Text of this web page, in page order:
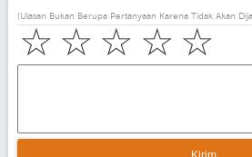
(Ulasan Bukan Berupa Pertanyaan Karena Tidak Akan
☆
☆
☆
☆
☆